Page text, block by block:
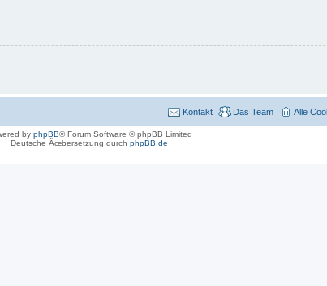
Alle
Das Team
Kontakt
by phpBB® Forum Software © phpBB Limited
Deutsche Ãœbersetzung durch phpBB.de